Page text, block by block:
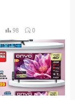
98 0